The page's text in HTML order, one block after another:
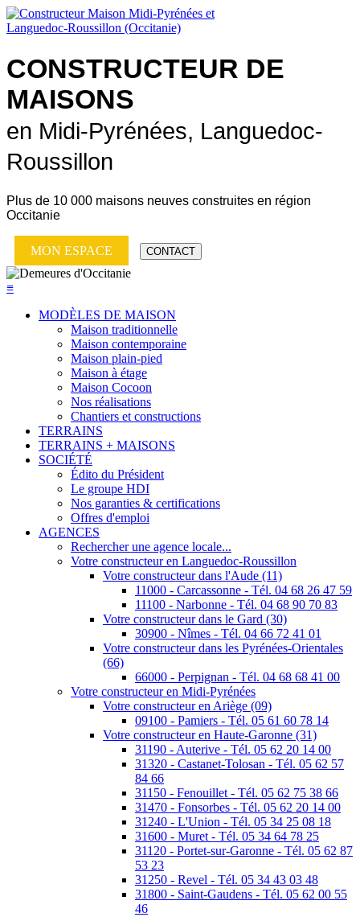
CONSTRUCTEUR DE
MAISONS
en Midi-Pyrénées, Languedoc-
Roussillon
Plus de 10 000 maisons neuves construites en région
Occitanie
MON ESPACE CONTACT
≡
MODÈLES DE MAISON
Maison traditionnelle
Maison contemporaine
Maison plain-pied
Maison à étage
Maison Cocoon
Nos réalisations
Chantiers et constructions
TERRAINS
TERRAINS + MAISONS
SOCIÉTÉ
Édito du Président
Le groupe HDI
Nos garanties & certifications
Offres d'emploi
AGENCES
Rechercher une agence locale...
Votre constructeur en Languedoc-Roussillon
Votre constructeur dans l'Aude (11)
11000 - Carcassonne - Tél. 04 68 26 47 59
11100 - Narbonne - Tél. 04 68 90 70 83
Votre constructeur dans le Gard (30)
30900 - Nîmes - Tél. 04 66 72 41 01
Votre constructeur dans les Pyrénées-Orientales
(66)
66000 - Perpignan - Tél. 04 68 68 41 00
Votre constructeur en Midi-Pyrénées
Votre constructeur en Ariège (09)
09100 - Pamiers - Tél. 05 61 60 78 14
Votre constructeur en Haute-Garonne (31)
31190 - Auterive - Tél. 05 62 20 14 00
31320 - Castanet-Tolosan - Tél. 05 62 57
84 66
31150 - Fenouillet - Tél. 05 62 75 38 66
31470 - Fonsorbes - Tél. 05 62 20 14 00
31240 - L'Union - Tél. 05 34 25 08 18
31600 - Muret - Tél. 05 34 64 78 25
31120 - Portet-sur-Garonne - Tél. 05 62 87
53 23
31250 - Revel - Tél. 05 34 43 03 48
31800 - Saint-Gaudens - Tél. 05 62 00 55
46